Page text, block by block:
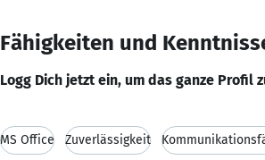
Fähigkeiten und
Logg Dich jetzt ein, um das ganze Profil
MS Office Zuverlässigkeit